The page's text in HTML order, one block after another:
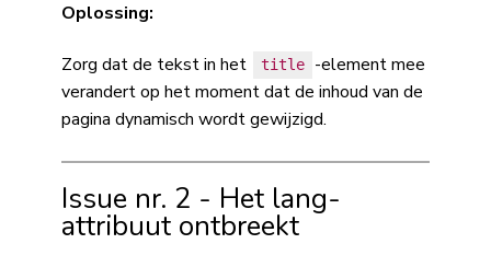
Oplossing:
Zorg dat de tekst in het title
-element mee
verandert op het moment dat de inhoud van de
pagina dynamisch wordt gewijzigd.
Issue nr. 2 - Het lang-
attribuut ontbreekt